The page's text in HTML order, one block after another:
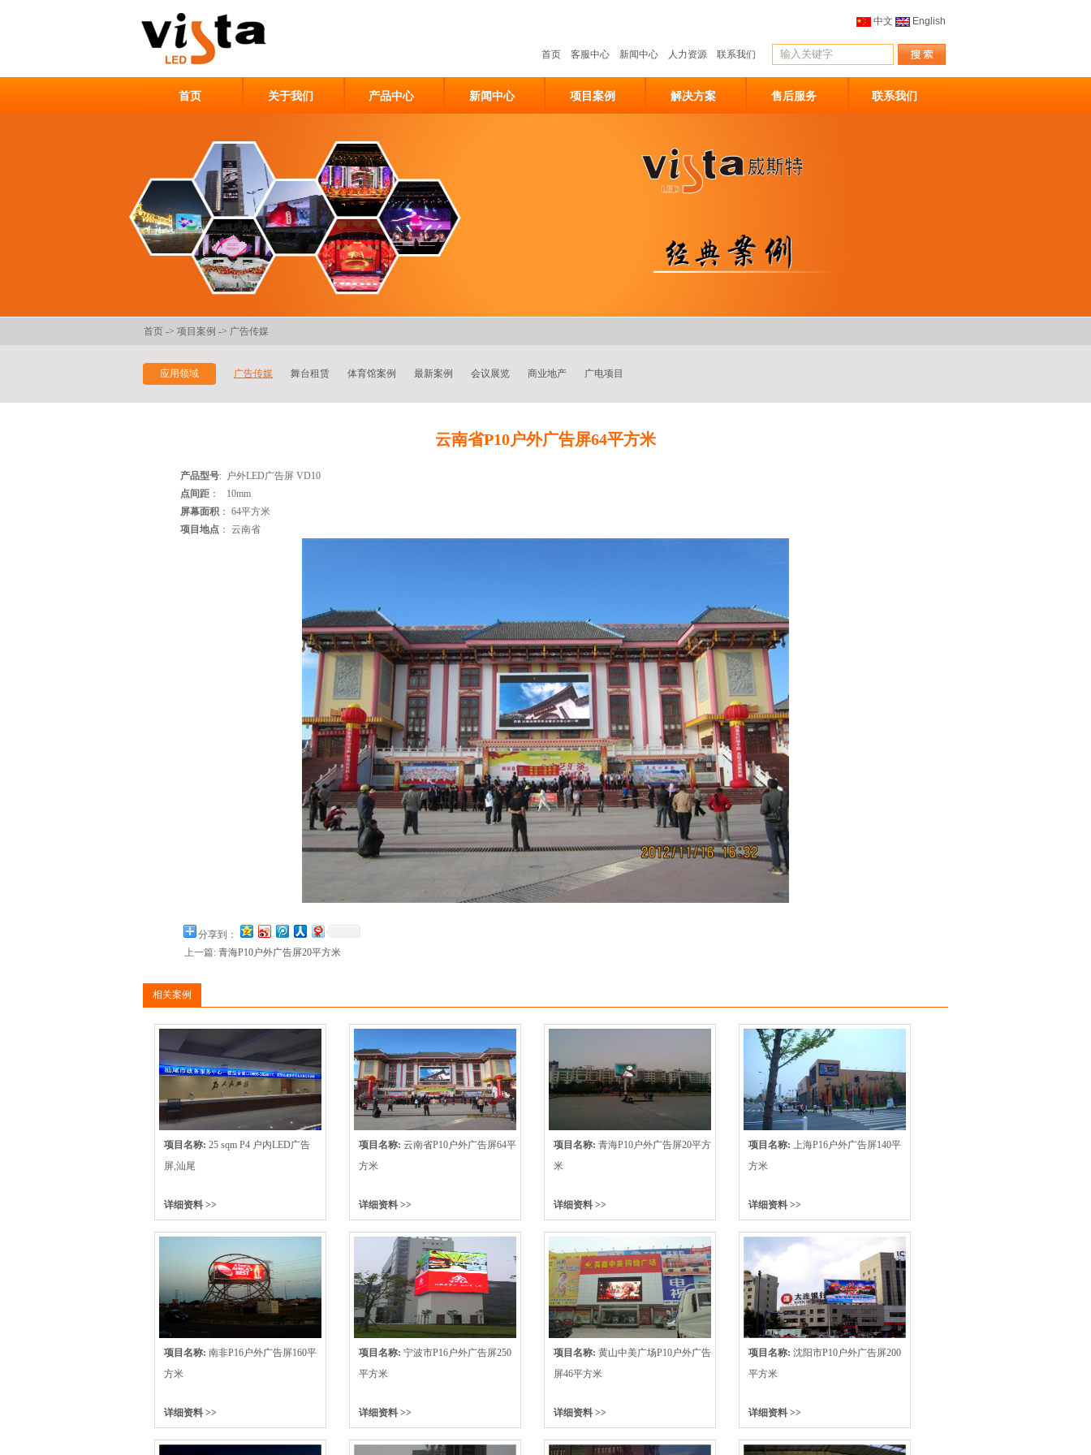
中文 English
首页 客服中心 新闻中心 人力资源 联系我们
首页 关于我们 产品中心 新闻中心 项目案例 解决方案 售后服务 联系我们
首页 -> 项目案例 -> 广告传媒
应用领域 广告传媒 舞台租赁 体育馆案例 最新案例 会议展览 商业地产 广电项目
云南省P10户外广告屏64平方米
产品型号: 户外LED广告屏 VD10
点间距 ：
10mm
屏幕面积 ： 64平方米
项目地点 ： 云南省
分享到：
上一篇: 青海P10户外广告屏20平方米
相关案例
项目名称: 25 sqm P4 户内LED广告
屏,汕尾
详细资料 >>
项目名称: 云南省P10户外广告屏64平
方米
详细资料 >>
项目名称: 青海P10户外广告屏20平方
米
详细资料 >>
项目名称: 上海P16户外广告屏140平
方米
详细资料 >>
项目名称: 南非P16户外广告屏160平
方米
详细资料 >>
项目名称: 宁波市P16户外广告屏250
平方米
详细资料 >>
项目名称: 黄山中美广场P10户外广告
屏46平方米
详细资料 >>
项目名称: 沈阳市P10户外广告屏200
平方米
详细资料 >>